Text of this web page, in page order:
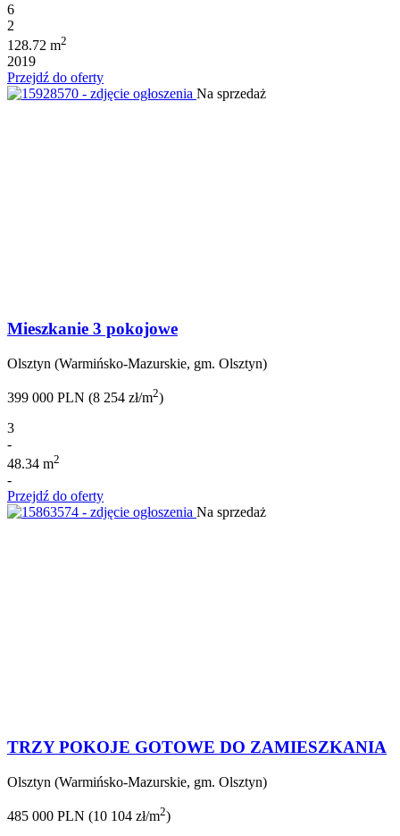
6
2
128.72 m2
2019
Przejdź do oferty
Na sprzedaż
Mieszkanie 3 pokojowe
Olsztyn (Warmińsko-Mazurskie, gm. Olsztyn)
399 000 PLN (8 254 zł/m2)
3
-
48.34 m2
-
Przejdź do oferty
Na sprzedaż
TRZY POKOJE GOTOWE DO ZAMIESZKANIA
Olsztyn (Warmińsko-Mazurskie, gm. Olsztyn)
485 000 PLN (10 104 zł/m2)